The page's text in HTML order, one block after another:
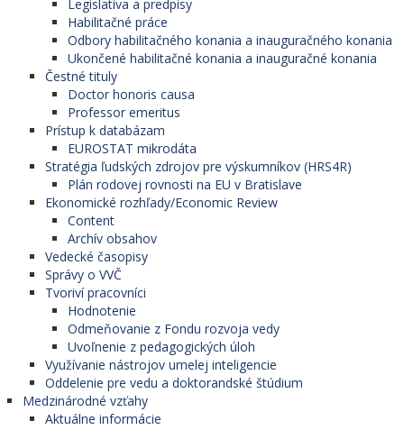
Legislatíva a predpisy
Habilitačné práce
Odbory habilitačného konania a inauguračného konania
Ukončené habilitačné konania a inauguračné konania
Čestné tituly
Doctor honoris causa
Professor emeritus
Prístup k databázam
EUROSTAT mikrodáta
Stratégia ľudských zdrojov pre výskumníkov (HRS4R)
Plán rodovej rovnosti na EU v Bratislave
Ekonomické rozhľady/Economic Review
Content
Archív obsahov
Vedecké časopisy
Správy o VVČ
Tvoriví pracovníci
Hodnotenie
Odmeňovanie z Fondu rozvoja vedy
Uvoľnenie z pedagogických úloh
Využívanie nástrojov umelej inteligencie
Oddelenie pre vedu a doktorandské štúdium
Medzinárodné vzťahy
Aktuálne informácie